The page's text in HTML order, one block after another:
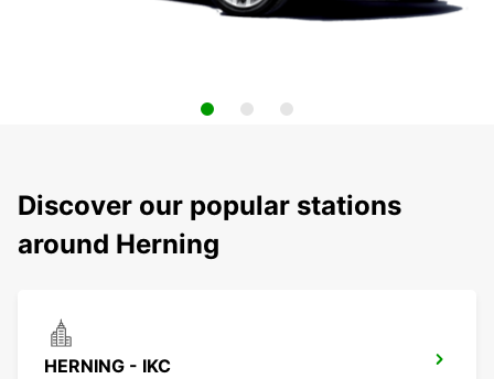
Discover our popular stations
around Herning
HERNING - IKC